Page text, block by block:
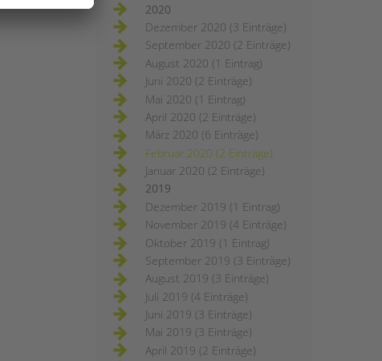
2020
Dezember 2020 (3 Einträge)
September 2020 (2 Einträge)
August 2020 (1 Eintrag)
Juni 2020 (2 Einträge)
Mai 2020 (1 Eintrag)
April 2020 (2 Einträge)
März 2020 (6 Einträge)
Februar 2020 (2 Einträge)
Januar 2020 (2 Einträge)
2019
Dezember 2019 (1 Eintrag)
November 2019 (4 Einträge)
Oktober 2019 (1 Eintrag)
September 2019 (3 Einträge)
August 2019 (3 Einträge)
Juli 2019 (4 Einträge)
Juni 2019 (3 Einträge)
Mai 2019 (3 Einträge)
April 2019 (2 Einträge)